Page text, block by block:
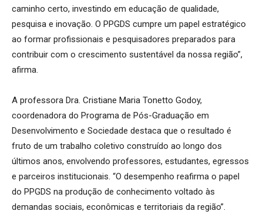
caminho certo, investindo em educação de qualidade,
pesquisa e inovação. O PPGDS cumpre um papel estratégico
ao formar profissionais e pesquisadores preparados para
contribuir com o crescimento sustentável da nossa região”,
afirma.
A professora Dra. Cristiane Maria Tonetto Godoy,
coordenadora do Programa de Pós-Graduação em
Desenvolvimento e Sociedade destaca que o resultado é
fruto de um trabalho coletivo construído ao longo dos
últimos anos, envolvendo professores, estudantes, egressos
e parceiros institucionais. “O desempenho reafirma o papel
do PPGDS na produção de conhecimento voltado às
demandas sociais, econômicas e territoriais da região”.